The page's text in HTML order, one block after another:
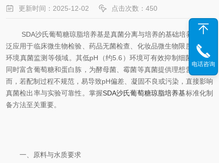
更新时间：2025-12-02 点击次数：450
SDA沙氏葡萄糖琼脂培养基是真菌分离与培养的基础培养基，广
泛应用于临床微生物检验、药品无菌检查、化妆品微生物限度测试及
环境真菌监测等领域。其低pH（约5.6）环境可有效抑制细菌生长，
同时富含葡萄糖和蛋白胨，为酵母菌、霉菌等真菌提供理想营养。然
而，若配制过程不规范，易导致pH偏差、凝固不良或污染，直接影响
真菌检出率与实验可靠性。掌握SDA沙氏葡萄糖琼脂培养基标准化制
备方法至关重要。
一、原料与水质要求
电话咨询